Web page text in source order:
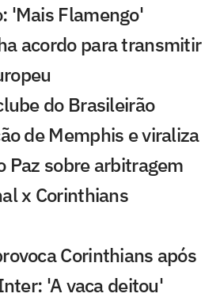
'Mais Flamengo'
acordo para transmitir
do Brasileirão
de Memphis e viraliza
Paz sobre arbitragem
x Corinthians
Corinthians após
'A vaca deitou'